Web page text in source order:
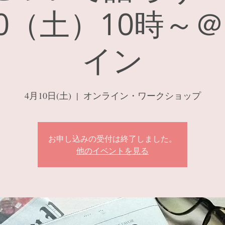
土）10時～
イン
4月10日(土)
  |
オンライン・ワークショップ
お申し込みの受付は終了しました。
他のイベントを見る